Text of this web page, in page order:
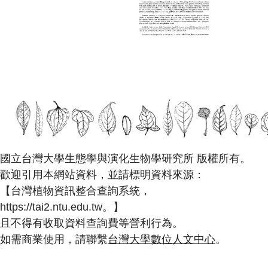
國立台灣大學生態學與演化生物學研究所 版權所有。
歡迎引用本網站資料，並請標明資料來源：
【台灣植物資訊整合查詢系統，
https://tai2.ntu.edu.tw。】
且不得有收取資料查詢費等營利行為。
如需商業使用，請聯繫台灣大學數位人文中心。